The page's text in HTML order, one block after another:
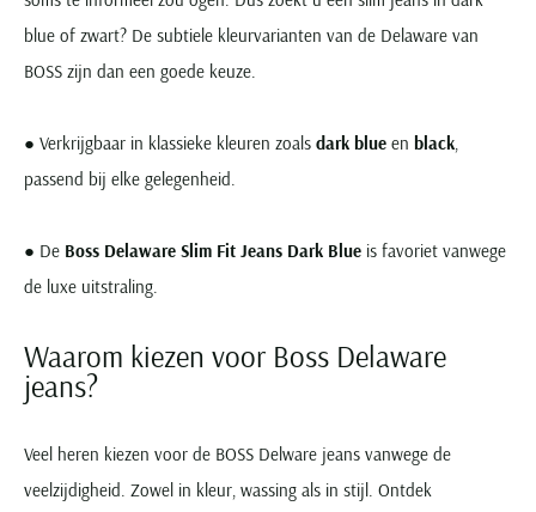
blue of zwart? De subtiele kleurvarianten van de Delaware van
BOSS zijn dan een goede keuze.
● Verkrijgbaar in klassieke kleuren zoals dark blue en black
passend bij elke gelegenheid.
● De Boss Delaware Slim Fit Jeans Dark Blue is favoriet vanwege
de luxe uitstraling.
Waarom kiezen voor Boss Delaware
jeans?
Veel heren kiezen voor de BOSS Delware jeans vanwege de
veelzijdigheid. Zowel in kleur, wassing als in stijl. Ontdek